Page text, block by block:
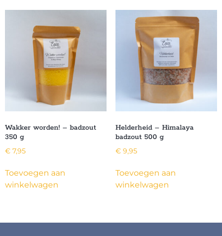
Wakker worden! – badzout
350 g
€ 7,95
Toevoegen aan
winkelwagen
Helderheid – Himalaya
badzout 500 g
€9,95
Toevoegen aan
winkelwagen